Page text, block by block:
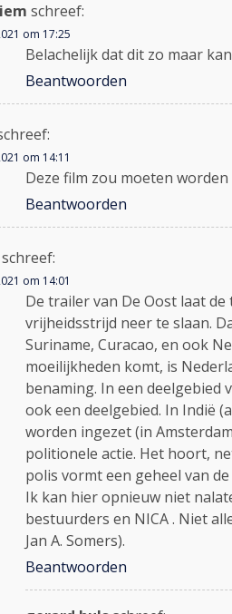
schreef:
om 17:25
Belachelijk dat dit zo maar kan
Beantwoorden
om 14:11
Deze film zou moeten
Beantwoorden
schreef:
om 14:01
De trailer van De Oost laat
vrijheidsstrijd neer te slaan.
Suriname, Curacao, en ook
moeilijkheden komt, is
benaming. In een
ook een deelgebied. In Indië
worden ingezet (in
politionele actie. Het hoort,
polis vormt een geheel van
Ik kan hier opnieuw niet
bestuurders en NICA . Niet
Jan A. Somers).
Beantwoorden